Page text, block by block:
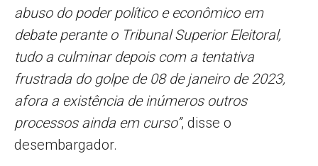
abuso do poder político e econômico em
debate perante o Tribunal Superior Eleitoral,
tudo a culminar depois com a tentativa
frustrada do golpe de 08 de janeiro de 2023,
afora a existência de inúmeros outros
processos ainda em curso”, disse o
desembargador.